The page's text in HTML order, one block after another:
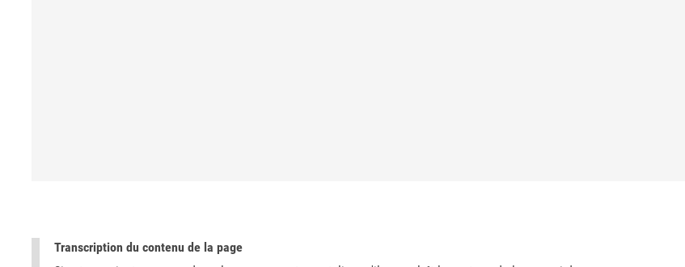
Transcription du contenu de la page